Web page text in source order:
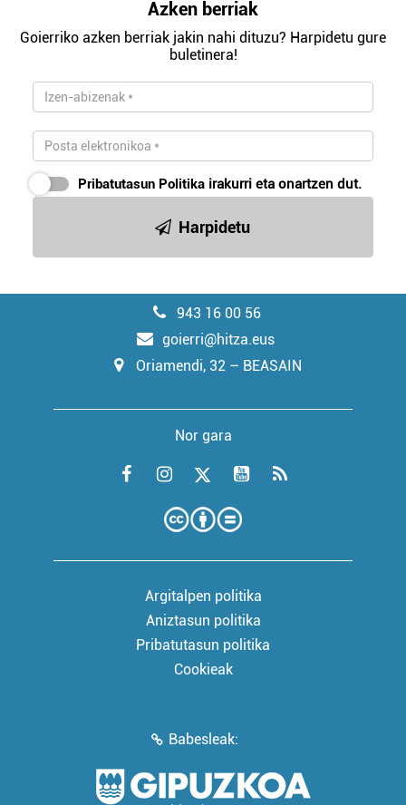
Azken berriak
Goierriko azken berriak jakin nahi dituzu? Harpidetu gure
buletinera!
Pribatutasun Politika irakurri eta onartzen dut.
Harpidetu
943 16 00 56
goierri@hitza.eus
Oriamendi, 32 – BEASAIN
Nor gara
Argitalpen politika
Aniztasun politika
Pribatutasun politika
Cookieak
Babesleak: